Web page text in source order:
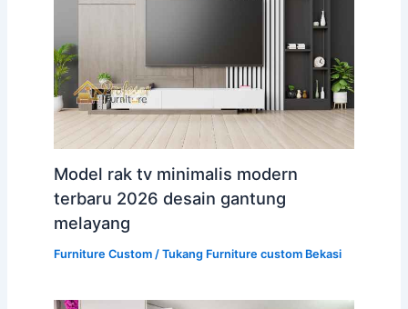
Model rak tv minimalis modern
terbaru 2026 desain gantung
melayang
Furniture Custom/ Tukang Furniture custom Bekasi